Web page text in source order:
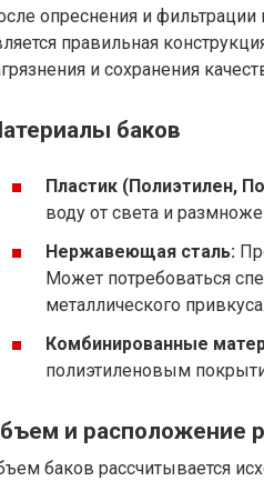
опреснения и
правильная
и сохранения
баков
Пластик (Полиэтилен,
воду от света и
Нержавеющая сталь:
Может потребоваться
металлического привкуса.
Комбинированные
полиэтиленовым
и расположение
баков рассчитывается